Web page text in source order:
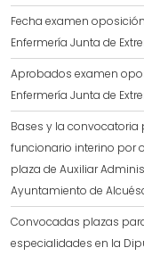
Fecha examen
Enfermería Junta de
Aprobados examen
Enfermería Junta de
Bases y la convocatoria
funcionario interino por
plaza de Auxiliar
Ayuntamiento de
Convocadas plazas
especialidades en la